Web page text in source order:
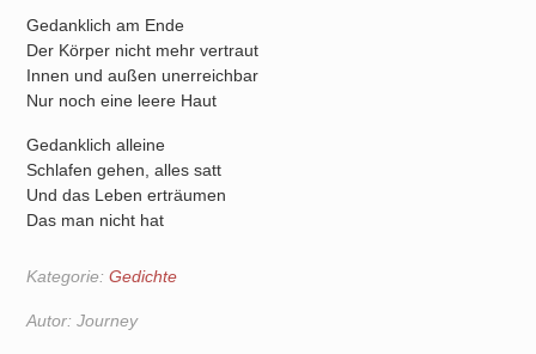
Gedanklich am Ende
Der Körper nicht mehr vertraut
Innen und außen unerreichbar
Nur noch eine leere Haut
Gedanklich alleine
Schlafen gehen, alles satt
Und das Leben erträumen
Das man nicht hat
Kategorie: Gedichte
Autor: Journey